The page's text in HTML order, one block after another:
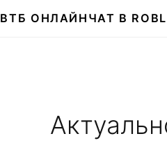
ВТБ ОНЛАЙН ЧАТ В